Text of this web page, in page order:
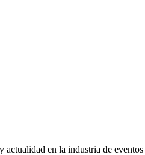
en la industria de